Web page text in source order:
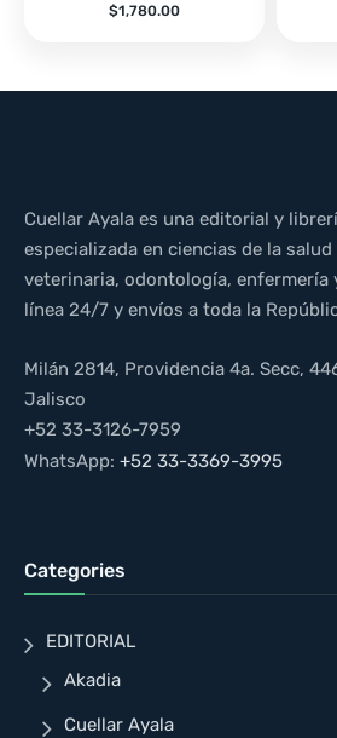
$1,780.00
Cuellar Ayala es una editorial y
especializada en ciencias de la salud
veterinaria, odontología, enfermería
línea 24/7 y envíos a toda la
Milán 2814, Providencia 4a. Secc,
Jalisco
+52 33-3126-7959
WhatsApp: +52 33-3369-3995
Categories
EDITORIAL
Akadia
Cuellar Ayala